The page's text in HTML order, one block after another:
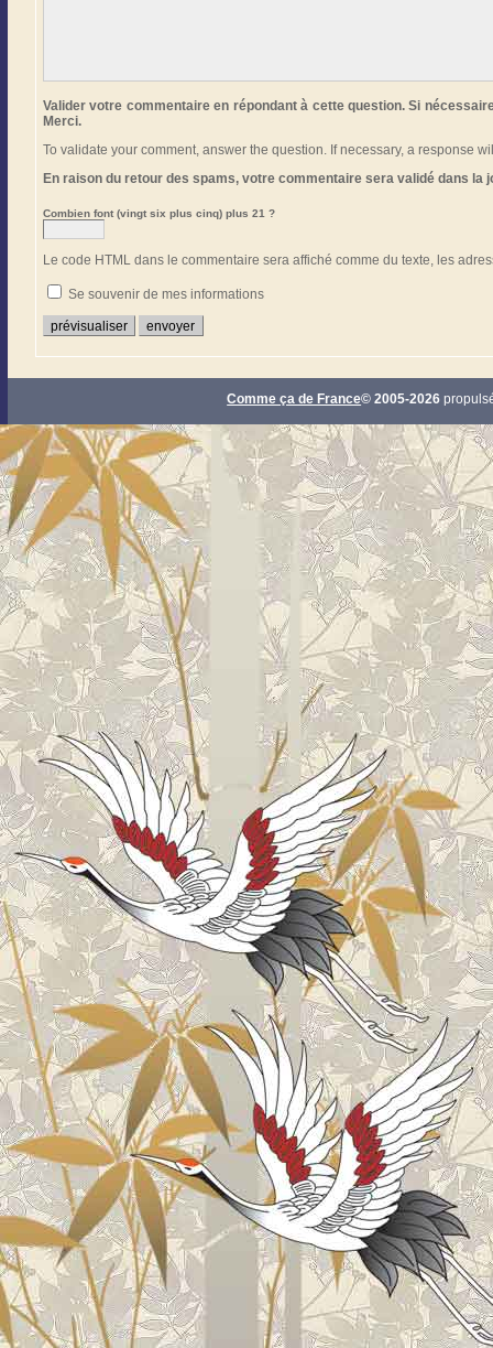
Valider votre commentaire en répondant à cette question. Si
Merci.
To validate your comment, answer the question. If necessary, a response
En raison du retour des spams, votre commentaire sera validé dans la
Combien font (vingt six plus cinq) plus 21 ?
Le code HTML dans le commentaire sera affiché comme du texte, les
Se souvenir de mes informations
Comme ça de France© 2005-2026